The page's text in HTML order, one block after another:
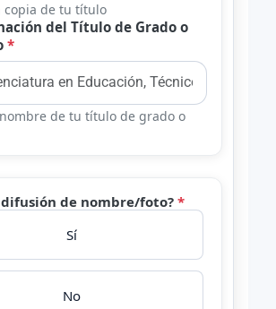
copia de tu título
del Título de Grado o
*
de tu título de grado o
difusión de nombre/foto?*
Sí
No